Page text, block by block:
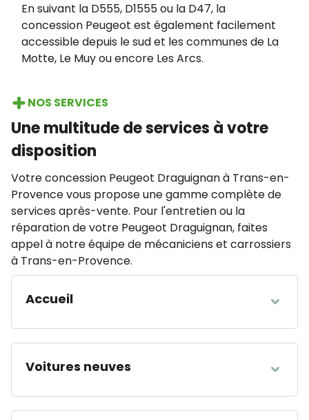
En suivant la D555, D1555 ou la D47, la
concession Peugeot est également facilement
accessible depuis le sud et les communes de La
Motte, Le Muy ou encore Les Arcs.
NOS SERVICES
Une multitude de services à votre
disposition
Votre concession Peugeot Draguignan à Trans-en-
Provence vous propose une gamme complète de
services après-vente. Pour l'entretien ou la
réparation de votre Peugeot Draguignan, faites
appel à notre équipe de mécaniciens et carrossiers
à Trans-en-Provence.
Accueil
Lundi
08:00 - 12:00 14:00 - 19:00
Mardi
08:00 - 12:00 14:00 - 19:00
Jeudi
08:00 - 12:00 14:00 - 19:00
Voitures neuves
Lundi
08:00 - 12:00 14:00 - 19:00